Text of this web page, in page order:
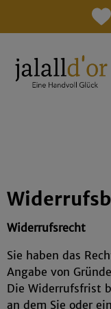
Widerrufsrecht
Sie haben das
Angabe von
Die Widerrufsfrist
an dem Sie oder